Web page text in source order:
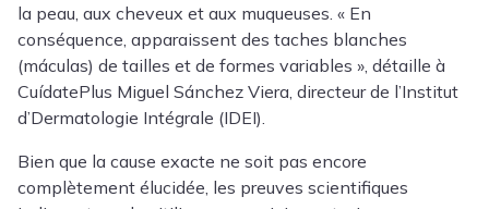
la peau, aux cheveux et aux muqueuses. « En
conséquence, apparaissent des taches blanches
(máculas) de tailles et de formes variables », détaille à
CuídatePlus Miguel Sánchez Viera , directeur de l’Institut
d’Dermatologie Intégrale (IDEI).
Bien que la cause exacte ne soit pas encore
complètement élucidée, les preuves scientifiques